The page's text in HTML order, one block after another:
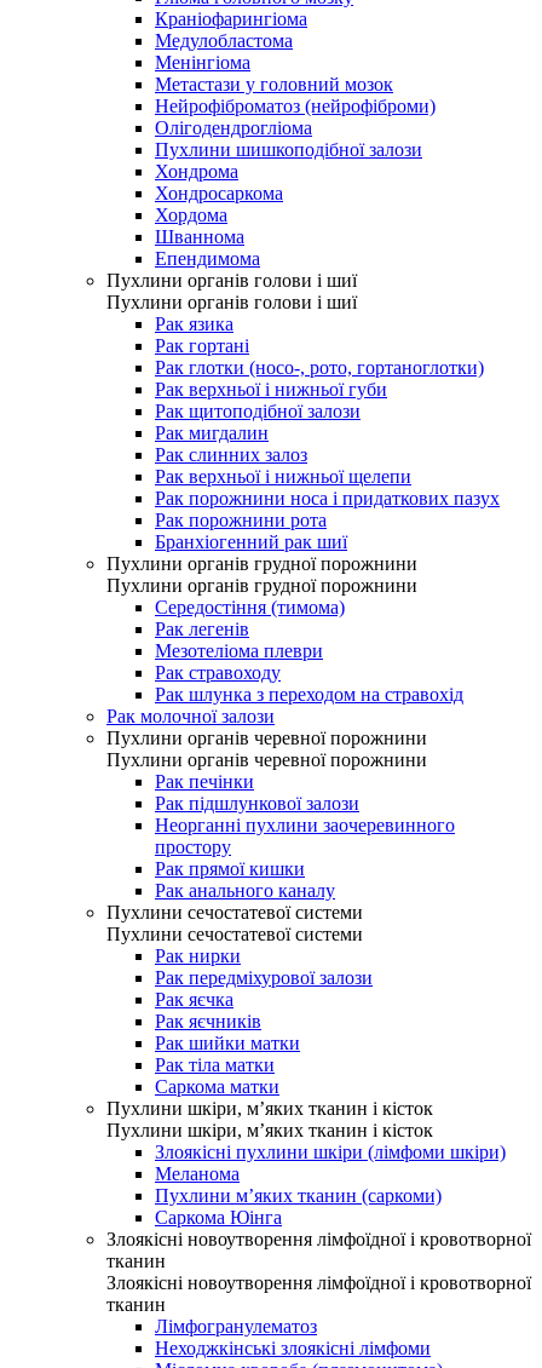
Краніофарингіома
Медулобластома
Менінгіома
Метастази у головний мозок
Нейрофіброматоз (нейрофіброми)
Олігодендрогліома
Пухлини шишкоподібної залози
Хондрома
Хондросаркома
Хордома
Шваннома
Епендимома
Пухлини органів голови і шиї
Пухлини органів голови і шиї
Рак язика
Рак гортані
Рак глотки (носо-, рото, гортаноглотки)
Рак верхньої і нижньої губи
Рак щитоподібної залози
Рак мигдалин
Рак слинних залоз
Рак верхньої і нижньої щелепи
Рак порожнини носа і придаткових пазух
Рак порожнини рота
Бранхіогенний рак шиї
Пухлини органів грудної порожнини
Пухлини органів грудної порожнини
Середостіння (тимома)
Рак легенів
Мезотеліома плеври
Рак стравоходу
Рак шлунка з переходом на стравохід
Рак молочної залози
Пухлини органів черевної порожнини
Пухлини органів черевної порожнини
Рак печінки
Рак підшлункової залози
Неорганні пухлини заочеревинного
простору
Рак прямої кишки
Рак анального каналу
Пухлини сечостатевої системи
Пухлини сечостатевої системи
Рак нирки
Рак передміхурової залози
Рак яєчка
Рак яєчників
Рак шийки матки
Рак тіла матки
Саркома матки
Пухлини шкіри, м’яких тканин і кісток
Пухлини шкіри, м’яких тканин і кісток
Злоякісні пухлини шкіри (лімфоми шкіри)
Меланома
Пухлини м’яких тканин (саркоми)
Саркома Юінга
Злоякісні новоутворення лімфоїдної і кровотворної
тканин
Злоякісні новоутворення лімфоїдної і кровотворної
тканин
Лімфогранулематоз
Неходжкінські злоякісні лімфоми